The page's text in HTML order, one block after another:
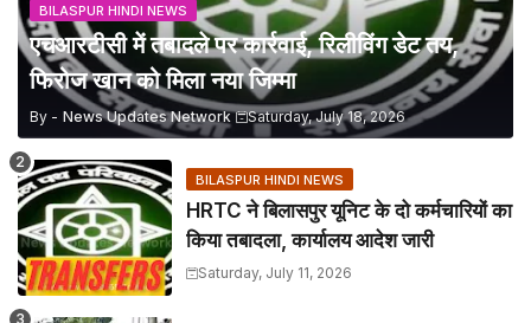
BILASPUR HINDI NEWS
एचआरटीसी में तबादले पर कार्रवाई, रिलीविंग डेट तय,
फिरोज खान को मिला नया जिम्मा
By - News Updates Network Saturday, July 18, 2026
BILASPUR HINDI NEWS
HRTC ने बिलासपुर यूनिट के दो कर्मचारियों का
किया तबादला, कार्यालय आदेश जारी
Saturday, July 11, 2026